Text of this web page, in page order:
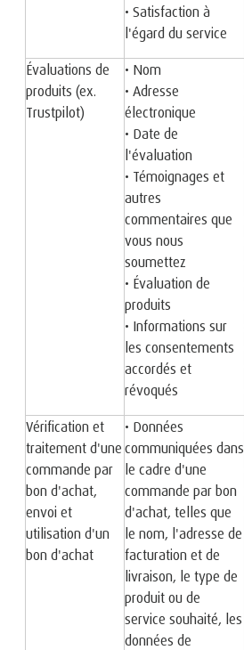
• Satisfaction à
l'égard du service
Évaluations de
produits (ex.
Trustpilot)
• Nom
• Adresse
électronique
• Date de
l'évaluation
• Témoignages et
autres
commentaires que
vous nous
soumettez
• Évaluation de
produits
• Informations sur
les consentements
accordés et
révoqués
Vérification et
traitement d'une
commande par
bon d'achat,
envoi et
utilisation d'un
bon d'achat
• Données
communiquées dans
le cadre d'une
commande par bon
d'achat, telles que
le nom, l'adresse de
facturation et de
livraison, le type de
produit ou de
service souhaité, les
données de